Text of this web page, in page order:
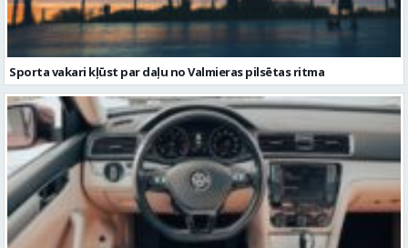
Sporta vakari kļūst par daļu no Valmieras pilsētas ritma